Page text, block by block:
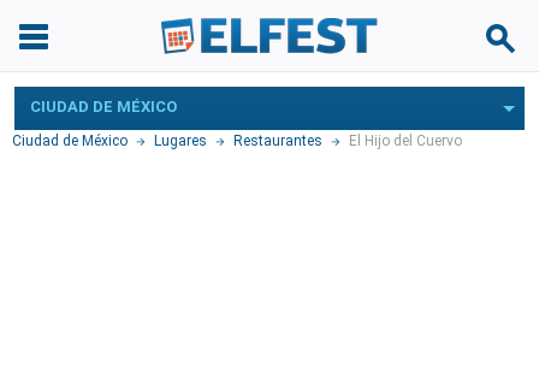
CIUDAD DE MÉXICO
Ciudad de México Lugares Restaurantes El Hijo del Cuervo